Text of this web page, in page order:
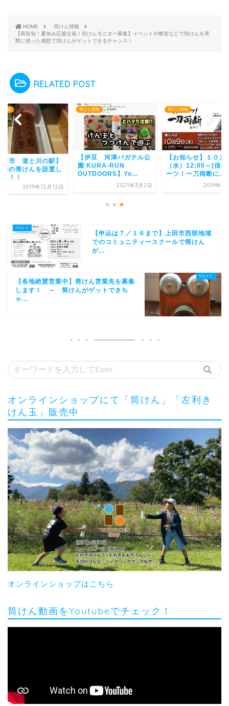
HOME
筒けん情報
【再告知！夏休み応援企画！筒けんモニター募集】イベントや教室などで筒けんを実
際に使った感想で筒けんがゲットできるチャンス！
RELATED POST
情報
田市 道と川の駅】
用の筒けんを設置し
！！
2019年12月12日
筒けん情報
【伊豆 河津バガテル公
園 KURA-RUN
OUTDOORS】Yo...
2021年3月2日
筒けん情報
【お知らせ】１０月
（水）12:00～[信州
ーツ！一刀両断に...
2019年10
【申込は７／１６まで】上田市西部地域
でのコミュニティースクールで筒けん
が...
【各地絶賛営業中】筒けん営業先を募集
します！ ～ 筒けんがゲットできち
ゃ...
オンラインショップにて「筒けん」「左利き
けん玉」販売中
オンラインショップはこちら
筒けん動画をYoutubeでチェック！